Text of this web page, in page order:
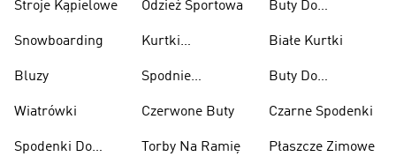
Stroje Kąpielowe
Snowboarding
Bluzy
Wiatrówki
Spodenki Do
Odzież Sportowa
Kurtki
Spodnie
Czerwone Buty
Torby Na Ramię
Buty Do
Ciężarów
Białe Kurtki
Buty Do
Czarne Spodenki
Płaszcze Zimowe